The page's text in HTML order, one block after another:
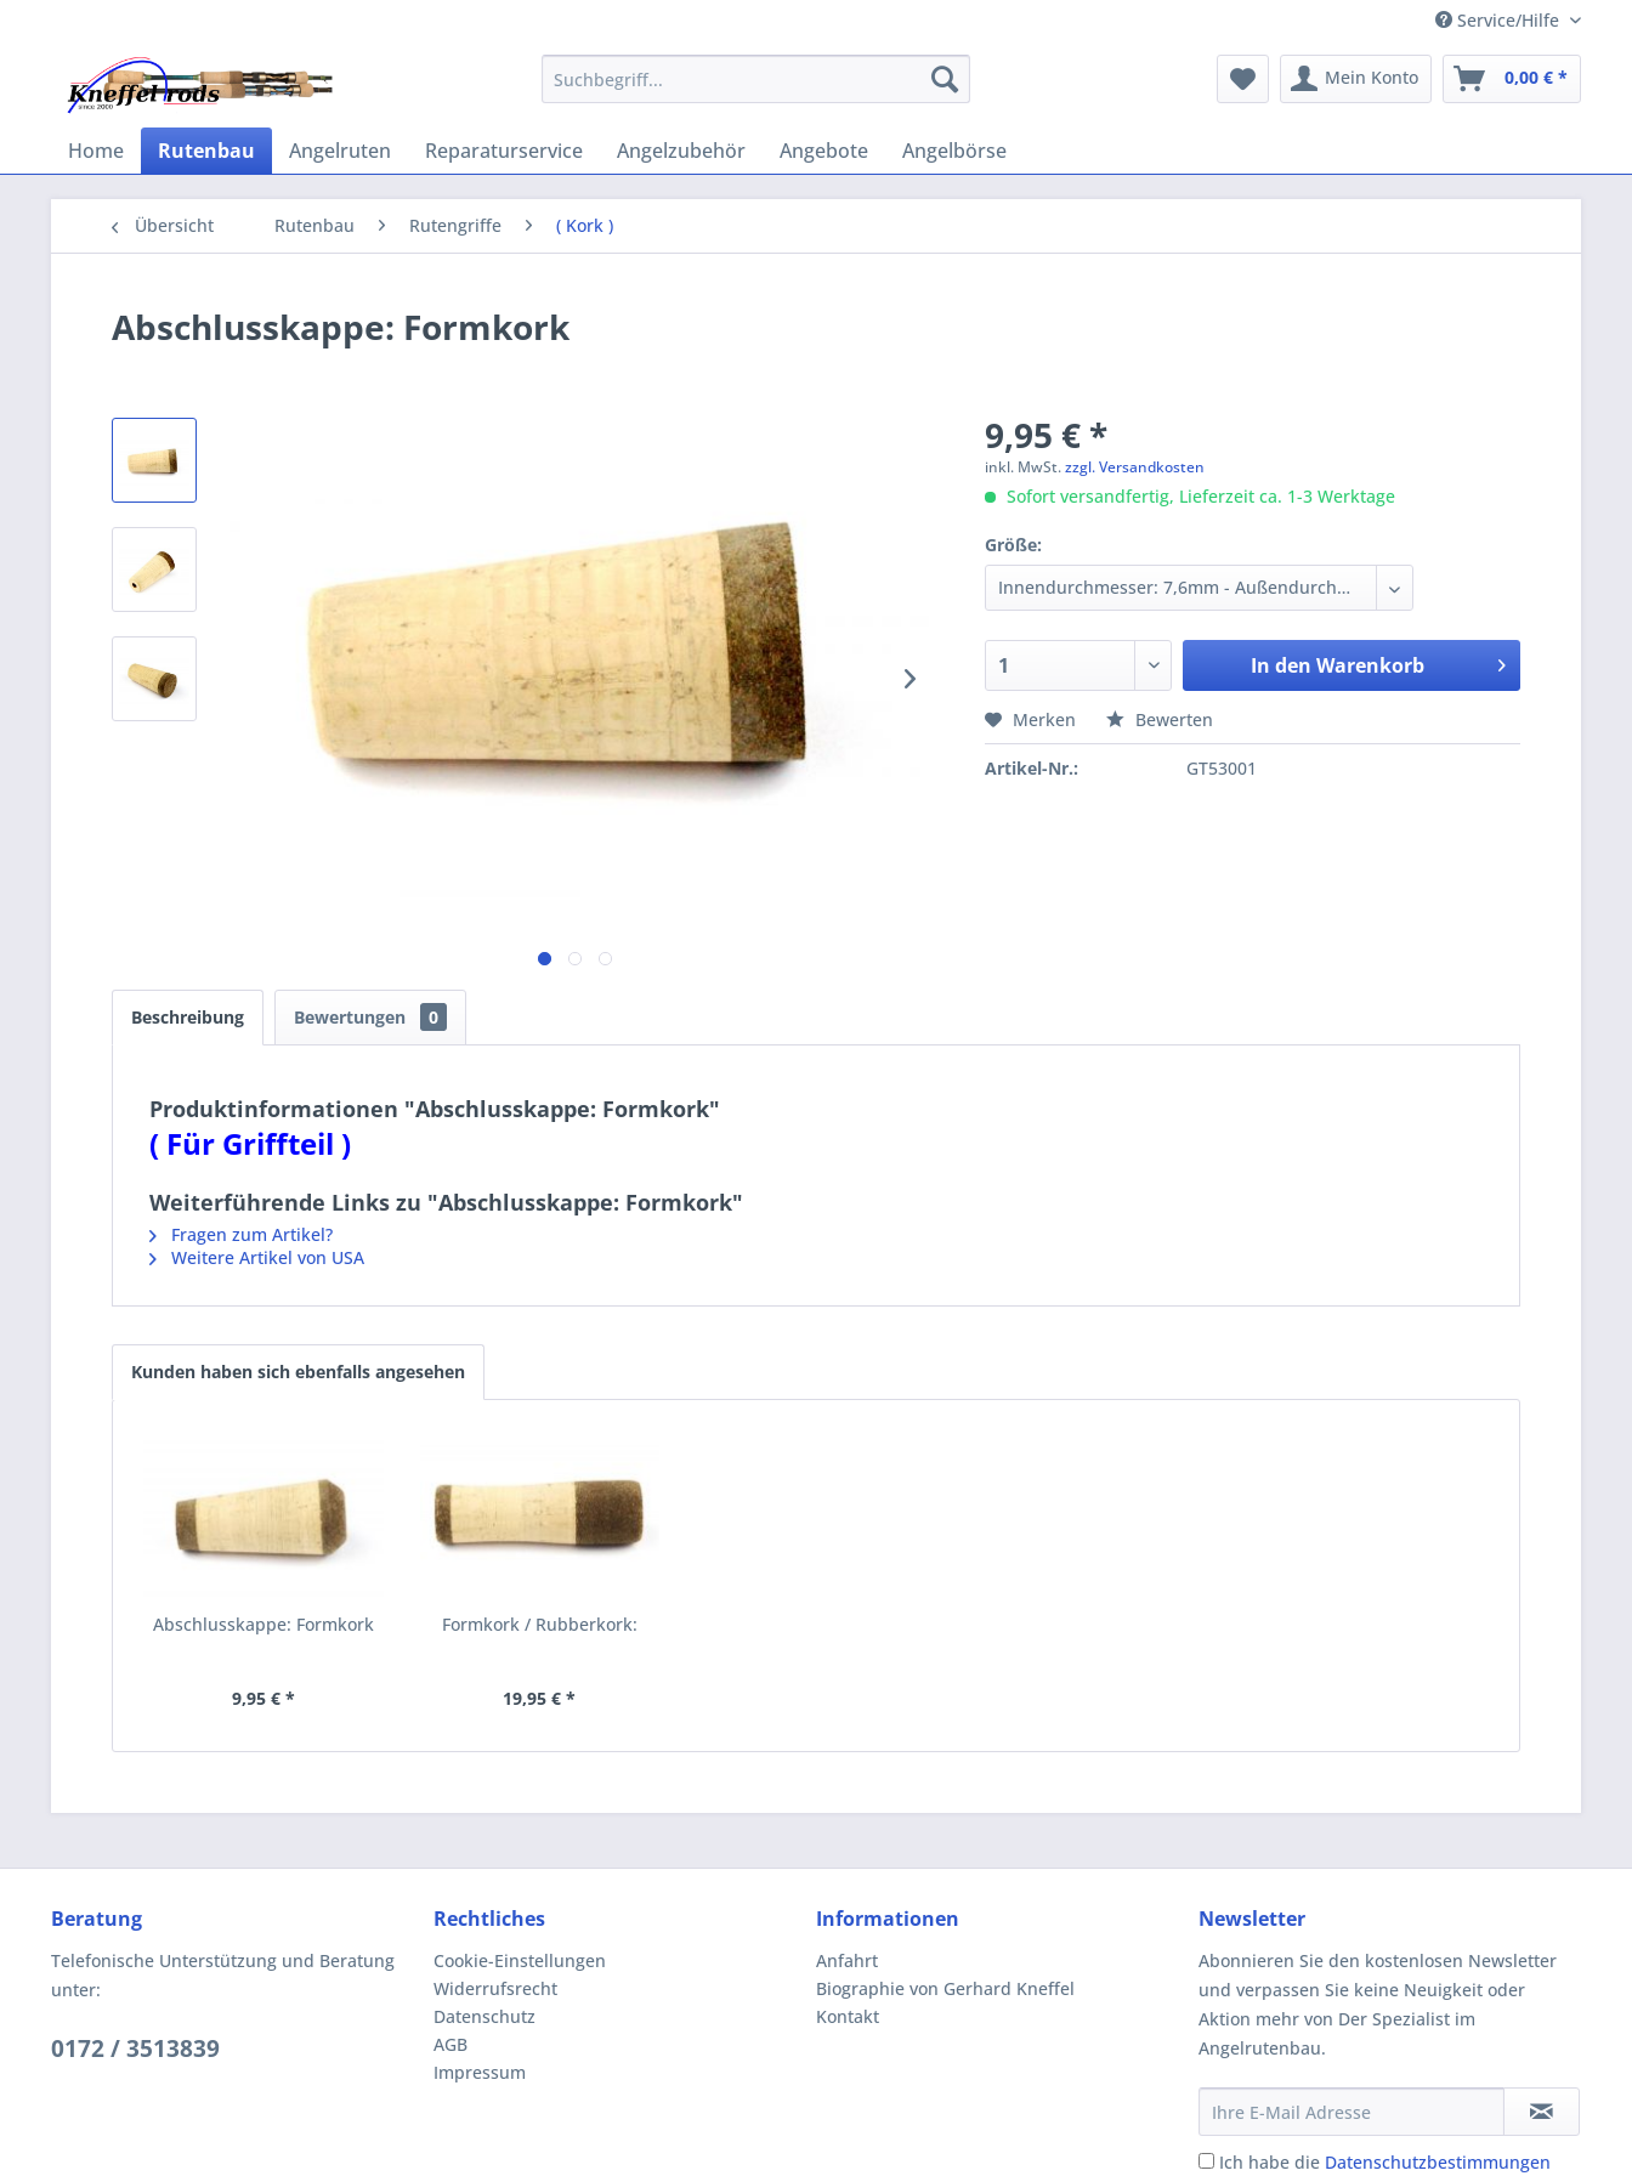
Service/Hilfe
Mein Konto 0,00 € *
Home Rutenbau Angelruten Reparaturservice Angelzubehör Angebote Angelbörse
Übersicht Rutenbau Rutengriffe ( Kork )
Abschlusskappe: Formkork
9,95 € *
inkl. MwSt.zzgl. Versandkosten
Sofort versandfertig, Lieferzeit ca. 1-3 Werktage
Größe:
In den Warenkorb
Merken Bewerten
Artikel-Nr.: GT53001
Beschreibung Bewertungen 0
Produktinformationen "Abschlusskappe: Formkork"
( Für Griffteil )
Weiterführende Links zu "Abschlusskappe: Formkork"
Fragen zum Artikel?
Weitere Artikel von USA
Kunden haben sich ebenfalls angesehen
Abschlusskappe: Formkork
9,95 € *
Formkork / Rubberkork:
19,95 € *
Beratung
Telefonische Unterstützung und Beratung
unter:
0172 / 3513839
Rechtliches
Cookie-Einstellungen
Widerrufsrecht
Datenschutz
AGB
Impressum
Informationen
Anfahrt
Biographie von Gerhard Kneffel
Kontakt
Newsletter
Abonnieren Sie den kostenlosen Newsletter
und verpassen Sie keine Neuigkeit oder
Aktion mehr von Der Spezialist im
Angelrutenbau.
Ich habe die Datenschutzbestimmungen